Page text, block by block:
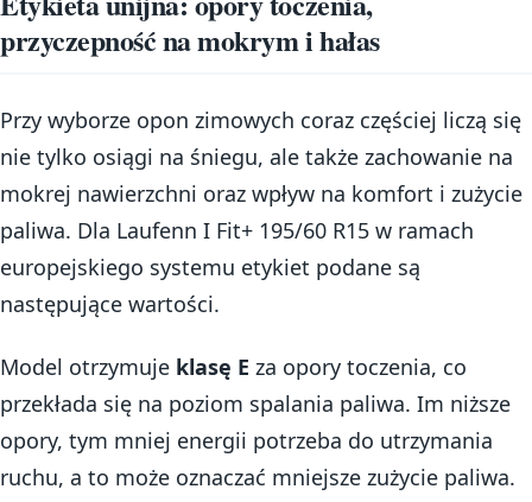
przyczepność na mokrym i hałas
Przy wyborze opon zimowych coraz częściej liczą się
nie tylko osiągi na śniegu, ale także zachowanie na
mokrej nawierzchni oraz wpływ na komfort i zużycie
paliwa. Dla Laufenn I Fit+ 195/60 R15 w ramach
europejskiego systemu etykiet podane są
następujące wartości.
Model otrzymuje klasę E za opory toczenia, co
przekłada się na poziom spalania paliwa. Im niższe
opory, tym mniej energii potrzeba do utrzymania
ruchu, a to może oznaczać mniejsze zużycie paliwa.